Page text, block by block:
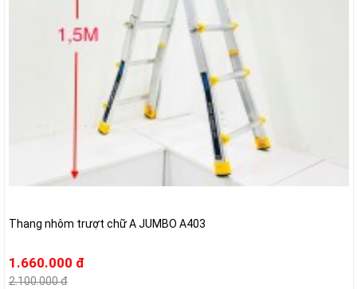
Thang nhôm trượt chữ A JUMBO A403
1.660.000 đ
2.100.000 đ